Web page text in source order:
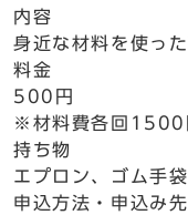
内容
身近な材料を使っ
料金
500円
※材料費各回1500
持ち物
エプロン、ゴム手
申込方法・申込み